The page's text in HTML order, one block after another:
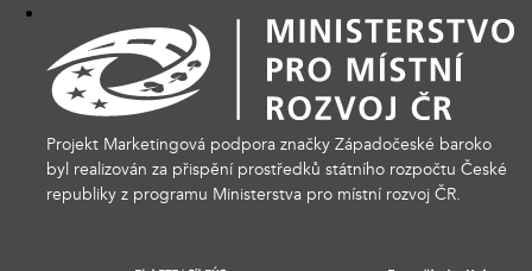
Projekt Marketingová podpora značky Západočeské baroko
byl realizován za přispění prostředků státního rozpočtu České
republiky z programu Ministerstva pro místní rozvoj ČR.